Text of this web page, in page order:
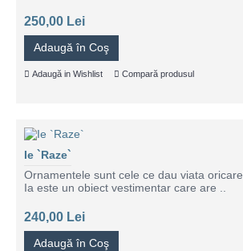
250,00 Lei
Adaugă în Coş
Adaugă in Wishlist Compară produsul
Ie `Raze`
Ornamentele sunt cele ce dau viata
Ia este un obiect vestimentar care are ..
240,00 Lei
Adaugă în Coş